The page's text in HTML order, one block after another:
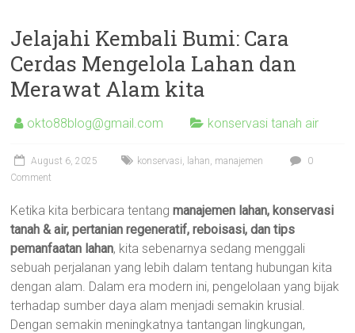
Jelajahi Kembali Bumi: Cara
Cerdas Mengelola Lahan dan
Merawat Alam kita
okto88blog@gmail.com konservasi tanah air
August 6, 2025 konservasi, lahan, manajemen
0
Comment
Ketika kita berbicara tentangmanajemen lahan, konservasi
tanah & air, pertanian regeneratif, reboisasi, dan tips
pemanfaatan lahan, kita sebenarnya sedang menggali
sebuah perjalanan yang lebih dalam tentang hubungan kita
dengan alam. Dalam era modern ini, pengelolaan yang bijak
terhadap sumber daya alam menjadi semakin krusial.
Dengan semakin meningkatnya tantangan lingkungan,